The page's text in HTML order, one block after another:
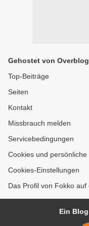
Gehostet von Overblog
Top-Beiträge
Seiten
Kontakt
Missbrauch melden
Servicebedingungen
Cookies und persönliche
Cookies-Einstellungen
Das Profil von Fokko
Ein